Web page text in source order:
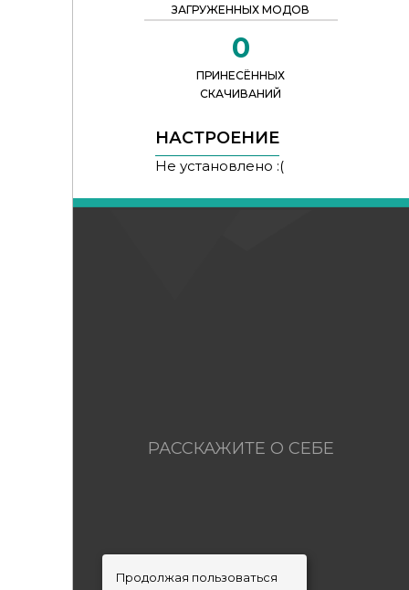
ЗАГРУЖЕННЫХ МОДОВ
0
ПРИНЕСЁННЫХ
СКАЧИВАНИЙ
НАСТРОЕНИЕ
Не установлено :(
РАССКАЖИТЕ О СЕБЕ
Продолжая пользоваться